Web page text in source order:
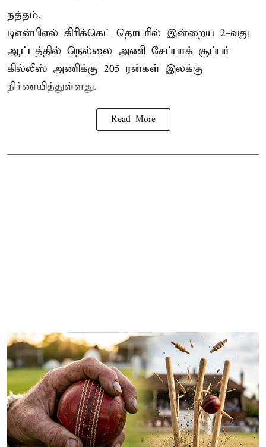
நத்தம்,
டிஎன்பிஎல் கிரிக்கெட் தொடரில் இன்றைய 2-வது
ஆட்டத்தில் நெல்லை அணி சேப்பாக் சூப்பர்
கில்லீஸ் அணிக்கு 205 ரன்கள் இலக்கு
நிர்ணயித்துள்ளது.
Read More